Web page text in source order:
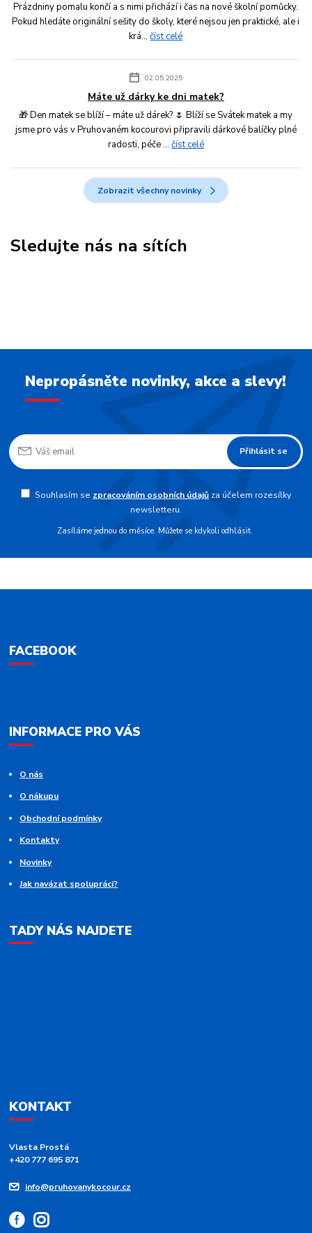
Prázdniny pomalu končí a s nimi přichází i čas na nové školní pomůcky.
Pokud hledáte originální sešity do školy, které nejsou jen praktické, ale i
krá...číst celé
02.05.2025
Máte už dárky ke dni matek?
🎁 Den matek se blíží – máte už dárek? 🌷 Blíží se Svátek matek a my
jsme pro vás v Pruhovaném kocourovi připravili dárkové balíčky plné
radosti, péče ... číst celé
Zobrazit všechny novinky
Sledujte nás na sítích
Nepropásněte novinky, akce a slevy!
Přihlásit se
Souhlasím se zpracováním osobních údajůza účelem rozesílky
newsletteru.
Zasíláme jednou do měsíce. Můžete se kdykoli odhlásit.
FACEBOOK
INFORMACE PRO VÁS
O nás
O nákupu
Obchodní podmínky
Kontakty
Novinky
Jak navázat spolupráci?
TADY NÁS NAJDETE
KONTAKT
Vlasta Prostá
+420 777 695 871
info@pruhovanykocour.cz